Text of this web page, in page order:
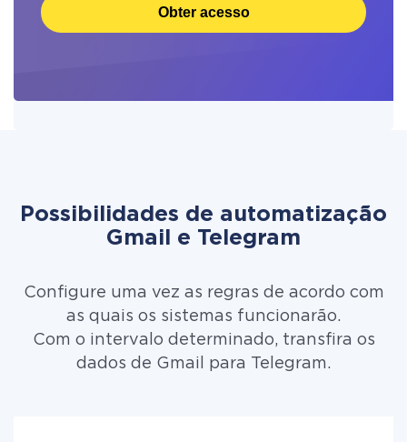
Obter acesso
Possibilidades de automatização
Gmail e Telegram
Configure uma vez as regras de acordo com
as quais os sistemas funcionarão.
Com o intervalo determinado, transfira os
dados de Gmail para Telegram.